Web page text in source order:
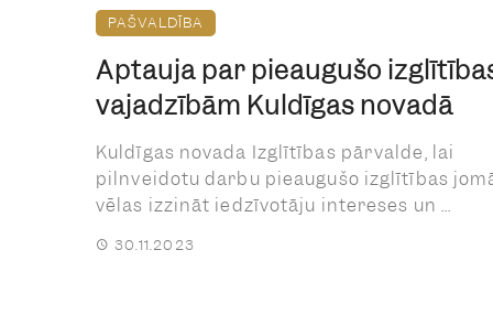
PAŠVALDĪBA
Aptauja par pieaugušo
vajadzībām Kuldīgas novadā
Kuldīgas novada Izglītības pārvalde, lai
pilnveidotu darbu pieaugušo izglītības
vēlas izzināt iedzīvotāju intereses un ...
30.11.2023